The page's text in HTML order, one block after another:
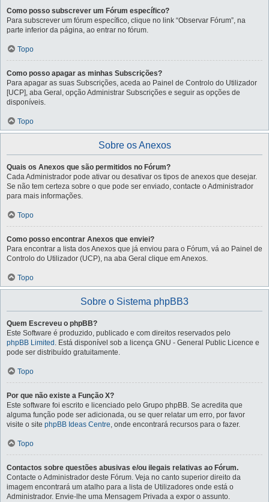
Como posso subscrever um Fórum específico?
Para subscrever um fórum específico, clique no link “Observar Fórum”, na
parte inferior da página, ao entrar no fórum.
Topo
Como posso apagar as minhas Subscrições?
Para apagar as suas Subscrições, aceda ao Painel de Controlo do Utilizador
[UCP], aba Geral, opção Administrar Subscrições e seguir as opções de
disponíveis.
Topo
Sobre os Anexos
Quais os Anexos que são permitidos no Fórum?
Cada Administrador pode ativar ou desativar os tipos de anexos que desejar.
Se não tem certeza sobre o que pode ser enviado, contacte o Administrador
para mais informações.
Topo
Como posso encontrar Anexos que enviei?
Para encontrar a lista dos Anexos que já enviou para o Fórum, vá ao Painel de
Controlo do Utilizador (UCP), na aba Geral clique em Anexos.
Topo
Sobre o Sistema phpBB3
Quem Escreveu o phpBB?
Este Software é produzido, publicado e com direitos reservados pelo
phpBB Limited . Está disponível sob a licença GNU - General Public Licence e
pode ser distribuído gratuitamente.
Topo
Por que não existe a Função X?
Este software foi escrito e licenciado pelo Grupo phpBB. Se acredita que
alguma função pode ser adicionada, ou se quer relatar um erro, por favor
visite o site phpBB Ideas Centre, onde encontrará recursos para o fazer.
Topo
Contactos sobre questões abusivas e/ou ilegais relativas ao Fórum.
Contacte o Administrador deste Fórum. Veja no canto superior direito da
imagem encontrará um atalho para a lista de Utilizadores onde está o
Administrador. Envie-lhe uma Mensagem Privada a expor o assunto.